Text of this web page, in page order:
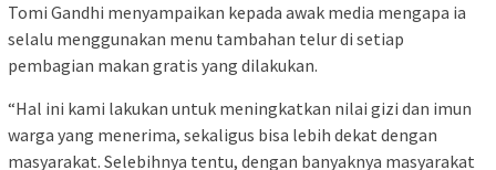
Tomi Gandhi menyampaikan kepada awak media mengapa ia
selalu menggunakan menu tambahan telur di setiap
pembagian makan gratis yang dilakukan.
“Hal ini kami lakukan untuk meningkatkan nilai gizi dan imun
warga yang menerima, sekaligus bisa lebih dekat dengan
masyarakat. Selebihnya tentu, dengan banyaknya masyarakat